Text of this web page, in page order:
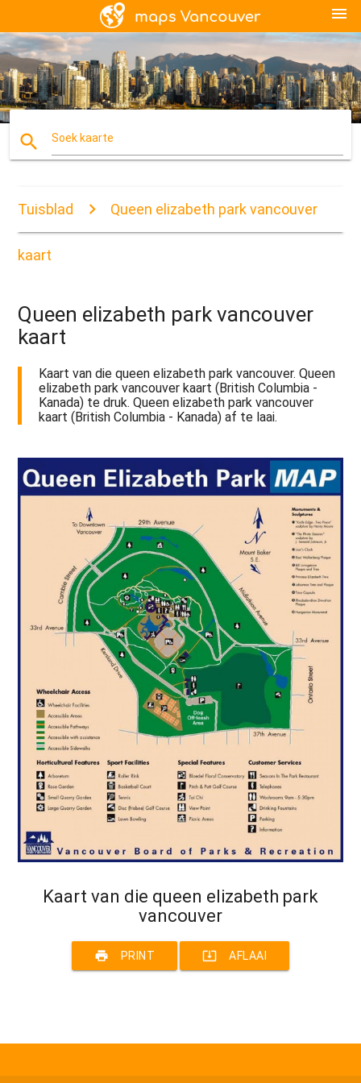
menu
search Soek kaarte
Tuisblad Queen elizabeth park vancouver
kaart
Queen elizabeth park vancouver
kaart
Kaart van die queen elizabeth park vancouver. Queen
elizabeth park vancouver kaart (British Columbia -
Kanada) te druk. Queen elizabeth park vancouver
kaart (British Columbia - Kanada) af te laai.
Kaart van die queen elizabeth park
vancouver
print PRINT system_update_alt AFLAAI